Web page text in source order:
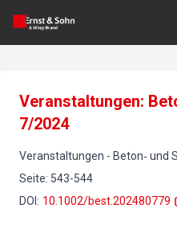
Veranstaltungen:
7/2024
Veranstaltungen - Beton‐ und
Seite: 543-544
DOI : 10.1002/best.202480779